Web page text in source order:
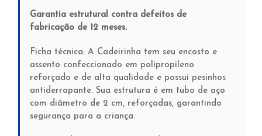
Garantia estrutural contra defeitos de
fabricação de 12 meses.
Ficha técnica: A Cadeirinha tem seu encosto e
assento confeccionado em polipropileno
reforçado e de alta qualidade e possui pesinhos
antiderrapante. Sua estrutura é em tubo de aço
com diâmetro de 2 cm, reforçadas, garantindo
segurança para a criança.